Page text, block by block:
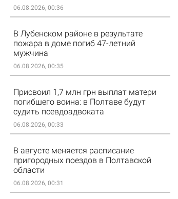
06.08.2026, 00:36
В Лубенском районе в результате
пожара в доме погиб 47-летний
мужчина
06.08.2026, 00:35
Присвоил 1,7 млн грн выплат матери
погибшего воина: в Полтаве будут
судить псевдоадвоката
06.08.2026, 00:33
В августе меняется расписание
пригородных поездов в Полтавской
области
06.08.2026, 00:31